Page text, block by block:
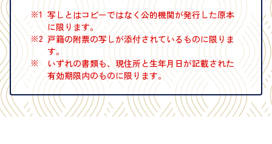
※1 写しとはコピーではなく公的機関が発行した原本
に限ります。
※2 戸籍の附票の写しが添付されているものに限りま
す。
※
いずれの書類も、現住所と生年月日が記載された
有効期限内のものに限ります。